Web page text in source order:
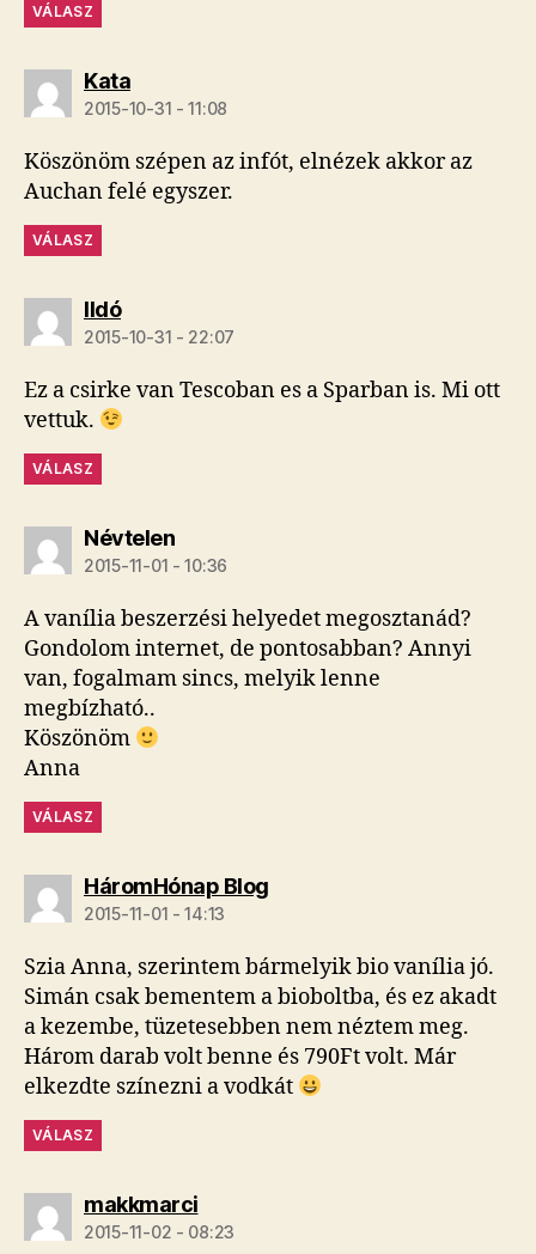
VÁLASZ
Kataszerint:
2015-10-31 - 11:08
Köszönöm szépen az infót, elnézek akkor az
Auchan felé egyszer.
VÁLASZ
Ildószerint:
2015-10-31 - 22:07
Ez a csirke van Tescoban es a Sparban is. Mi ott
vettuk.
VÁLASZ
Névtelenszerint:
2015-11-01 - 10:36
A vanília beszerzési helyedet megosztanád?
Gondolom internet, de pontosabban? Annyi
van, fogalmam sincs, melyik lenne
megbízható..
Köszönöm
Anna
VÁLASZ
HáromHónap Blogszerint:
2015-11-01 - 14:13
Szia Anna, szerintem bármelyik bio vanília jó.
Simán csak bementem a bioboltba, és ez akadt
a kezembe, tüzetesebben nem néztem meg.
Három darab volt benne és 790Ft volt. Már
elkezdte színezni a vodkát
VÁLASZ
makkmarciszerint:
2015-11-02 - 08:23